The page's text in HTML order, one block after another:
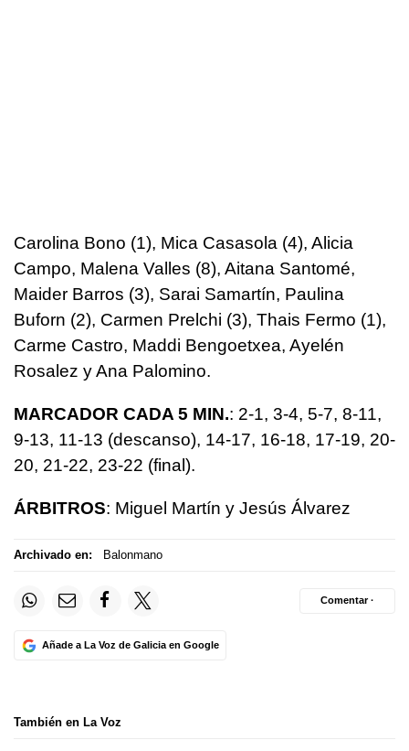
Carolina Bono (1), Mica Casasola (4), Alicia
Campo, Malena Valles (8), Aitana Santomé,
Maider Barros (3), Sarai Samartín, Paulina
Buforn (2), Carmen Prelchi (3), Thais Fermo (1),
Carme Castro, Maddi Bengoetxea, Ayelén
Rosalez y Ana Palomino.
MARCADOR CADA 5 MIN.: 2-1, 3-4, 5-7, 8-11,
9-13, 11-13 (descanso), 14-17, 16-18, 17-19, 20-
20, 21-22, 23-22 (final).
ÁRBITROS: Miguel Martín y Jesús Álvarez
Archivado en: Balonmano
Añade a La Voz de Galicia en Google
Comentar ·
También en La Voz